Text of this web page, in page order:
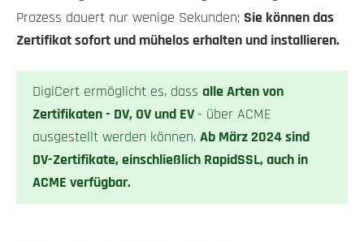
Prozess dauert nur wenige Sekunden; Sie können das
Zertifikat sofort und mühelos erhalten und installieren.
DigiCert ermöglicht es, dass alle Arten von
Zertifikaten - DV, OV und EV - über ACME
ausgestellt werden können. Ab März 2024 sind
DV-Zertifikate, einschließlich RapidSSL, auch in
ACME verfügbar.